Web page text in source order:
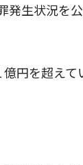
生状況を
円を超えて